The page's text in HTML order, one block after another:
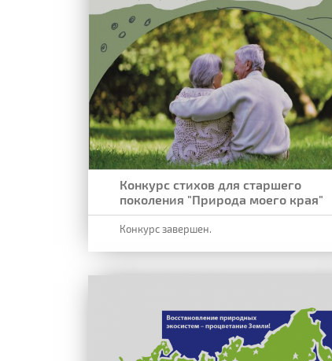
Конкурс стихов для старшего
поколения "Природа моего края"
Конкурс завершен.